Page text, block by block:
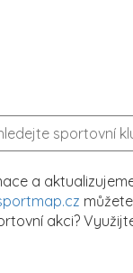
a
akci?